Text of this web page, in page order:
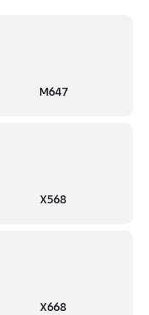
M647
X568
X668